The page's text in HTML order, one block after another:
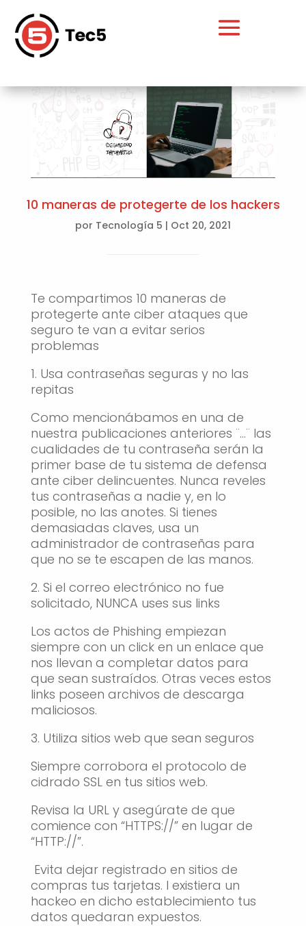
10 maneras de protegerte de los hackers
por Tecnología 5 | Oct 20, 2021
Te compartimos 10 maneras de
protegerte ante ciber ataques que
seguro te van a evitar serios
problemas
1. Usa contraseñas seguras y no las
repitas
Como mencionábamos en una de
nuestra publicaciones anteriores ¨…¨ las
cualidades de tu contraseña serán la
primer base de tu sistema de defensa
ante ciber delincuentes. Nunca reveles
tus contraseñas a nadie y, en lo
posible, no las anotes. Si tienes
demasiadas claves, usa un
administrador de contraseñas para
que no se te escapen de las manos.
2. Si el correo electrónico no fue
solicitado, NUNCA uses sus links
Los actos de Phishing empiezan
siempre con un click en un enlace que
nos llevan a completar datos para
que sean sustraídos. Otras veces estos
links poseen archivos de descarga
maliciosos.
3. Utiliza sitios web que sean seguros
Siempre corrobora el protocolo de
cidrado SSL en tus sitios web.
Revisa la URL y asegúrate de que
comience con “HTTPS://” en lugar de
“HTTP://”.
Evita dejar registrado en sitios de
compras tus tarjetas. I existiera un
hackeo en dicho establecimiento tus
datos quedaran expuestos.